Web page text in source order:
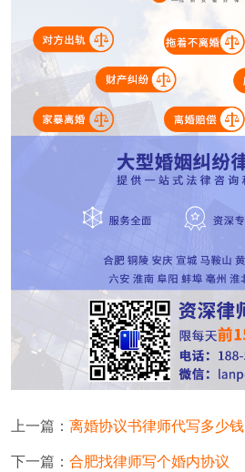
上一篇： 离婚协议书律师代写多少钱
下一篇： 合肥找律师写个婚内协议